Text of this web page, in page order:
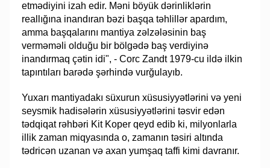
etmədiyini izah edir. Məni böyük dərinliklərin
reallığına inandıran bəzi başqa təhlillər apardım,
amma başqalarını mantiya zəlzələsinin baş
verməməli olduğu bir bölgədə baş verdiyinə
inandırmaq çətin idi", - Corc Zandt 1979-cu ildə ilkin
tapıntıları barədə şərhində vurğulayıb.
Yuxarı mantiyadakı süxurun xüsusiyyətlərini və yeni
seysmik hadisələrin xüsusiyyətlərini təsvir edən
tədqiqat rəhbəri Kit Koper qeyd edib ki, milyonlarla
illik zaman miqyasında o, zamanın təsiri altında
tədricən uzanan və axan yumşaq taffi kimi davranır.